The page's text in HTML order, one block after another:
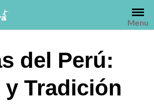
Menu
del Perú:
y Tradición